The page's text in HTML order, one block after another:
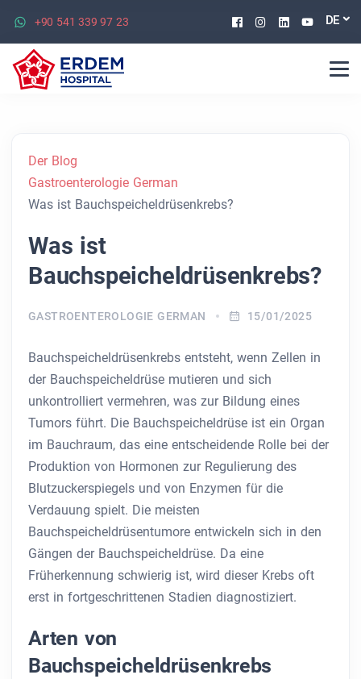
+90 541 339 97 23 Facebook
Instagram
Linkedin
DE
Der Blog
Gastroenterologie German
Was ist Bauchspeicheldrüsenkrebs?
Was ist
Bauchspeicheldrüsenkrebs?
GASTROENTEROLOGIE GERMAN 15/01/2025
Bauchspeicheldrüsenkrebs entsteht, wenn Zellen in
der Bauchspeicheldrüse mutieren und sich
unkontrolliert vermehren, was zur Bildung eines
Tumors führt. Die Bauchspeicheldrüse ist ein Organ
im Bauchraum, das eine entscheidende Rolle bei der
Produktion von Hormonen zur Regulierung des
Blutzuckerspiegels und von Enzymen für die
Verdauung spielt. Die meisten
Bauchspeicheldrüsentumore entwickeln sich in den
Gängen der Bauchspeicheldrüse. Da eine
Früherkennung schwierig ist, wird dieser Krebs oft
erst in fortgeschrittenen Stadien diagnostiziert.
Arten von
Bauchspeicheldrüsenkrebs